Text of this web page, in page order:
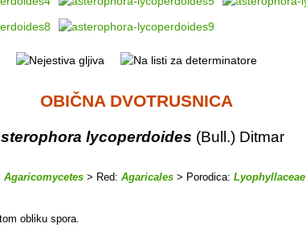
OBIČNA DVOTRUSNICA
lycoperdoides (Bull.) Ditmar
Agaricomycetes > Red: Agaricales > Porodica: Lyophyllaceae
obliku spora.